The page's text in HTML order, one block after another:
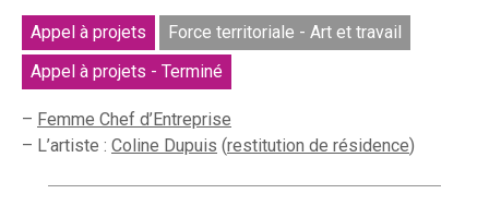
Appel à projets
Force territoriale - Art et travail
Appel à projets - Terminé
– Femme Chef d’Entreprise
– L’artiste : Coline Dupuis (restitution de résidence)